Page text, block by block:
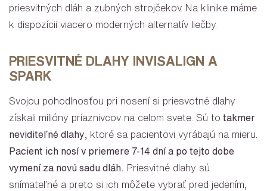
priesvitných dláh a zubných strojčekov. Na klinike máme
k dispozícii viacero moderných alternatív liečby.
PRIESVITNÉ DLAHY INVISALIGN A
SPARK
Svojou pohodlnosťou pri nosení si priesvotné dlahy
získali milióny priaznivcov na celom svete. Sú to takmer
neviditeľné dlahy , ktoré sa pacientovi vyrábajú na mieru.
Pacient ich nosí v priemere 7-14 dní a po tejto dobe
vymení za novú sadu dláh.
Priesvitné dlahy sú
snímateľné a preto si ich môžete vybrať pred jedením,